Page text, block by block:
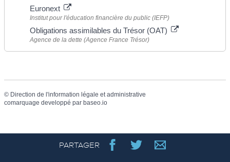
Euronext
Institut pour l'éducation financière du public (IEFP)
Obligations assimilables du Trésor (OAT)
Agence de la dette (Agence France Trésor)
© Direction de l'information légale et administrative
comarquage developpé par baseo.io
PARTAGER